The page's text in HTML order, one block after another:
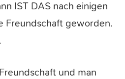
IST DAS nach einigen
Freundschaft geworden.
und man